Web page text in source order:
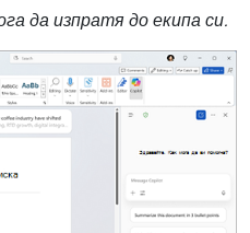
да изпратя до екипа си.